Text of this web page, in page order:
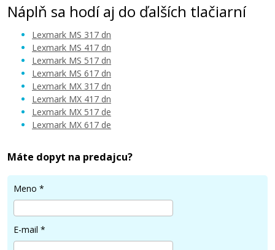
Náplň sa hodí aj do ďalších tlačiarní
Lexmark MS 317 dn
Lexmark MS 417 dn
Lexmark MS 517 dn
Lexmark MS 617 dn
Lexmark MX 317 dn
Lexmark MX 417 dn
Lexmark MX 517 de
Lexmark MX 617 de
Máte dopyt na predajcu?
Meno *
E-mail *